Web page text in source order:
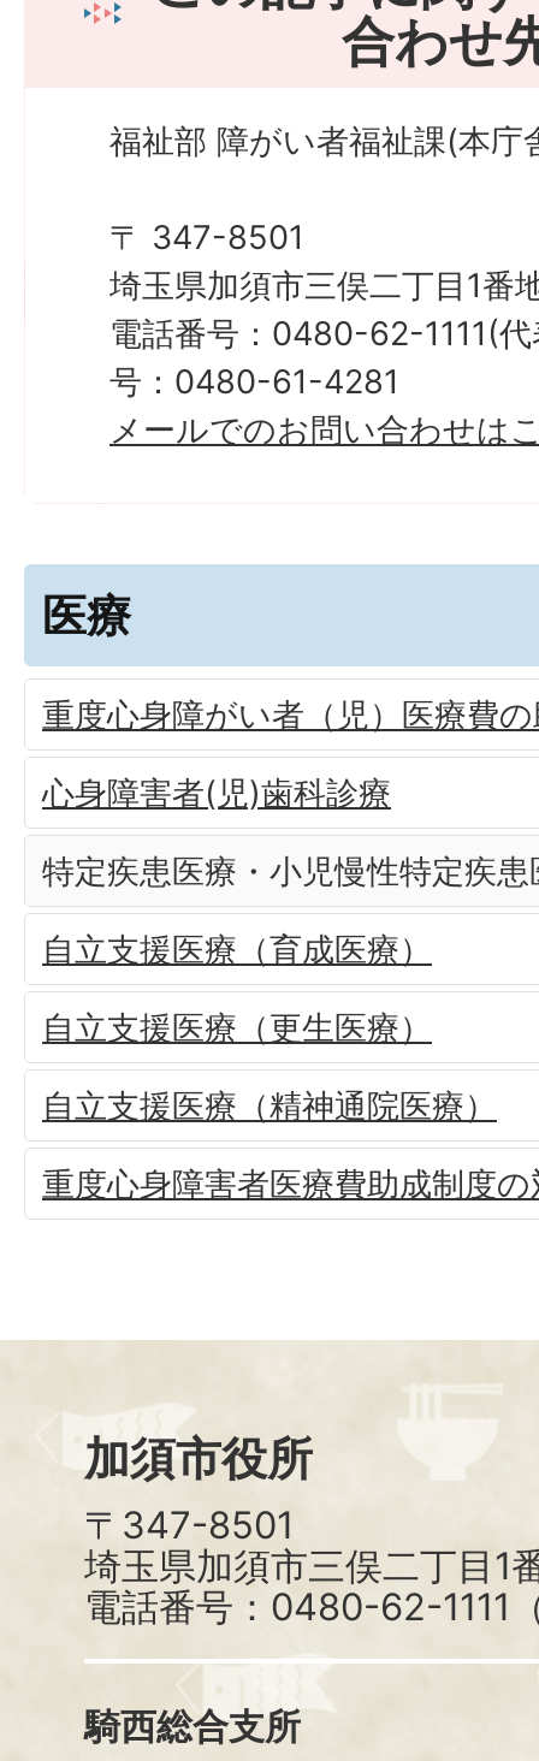
合わせ
福祉部 障がい者福祉課(本庁
〒 347-8501
埼玉県加須市三俣二丁目1番
電話番号：0480-62-1111(
号：0480-61-4281
メールでのお問い合わせは
医療
重度心身障がい者（児）医療費
心身障害者(児)歯科診療
特定疾患医療・小児慢性特定疾患
自立支援医療（育成医療）
自立支援医療（更生医療）
自立支援医療（精神通院医療）
重度心身障害者医療費助成制度
加須市役所
〒347-8501
埼玉県加須市三俣二丁目1
電話番号：0480-62-1111
騎西総合支所